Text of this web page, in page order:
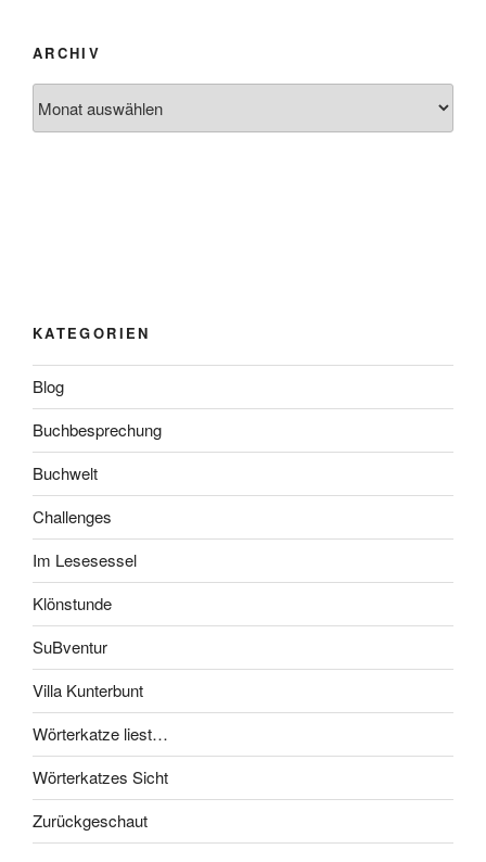
ARCHIV
KATEGORIEN
Blog
Buchbesprechung
Buchwelt
Challenges
Im Lesesessel
Klönstunde
SuBventur
Villa Kunterbunt
Wörterkatze liest…
Wörterkatzes Sicht
Zurückgeschaut